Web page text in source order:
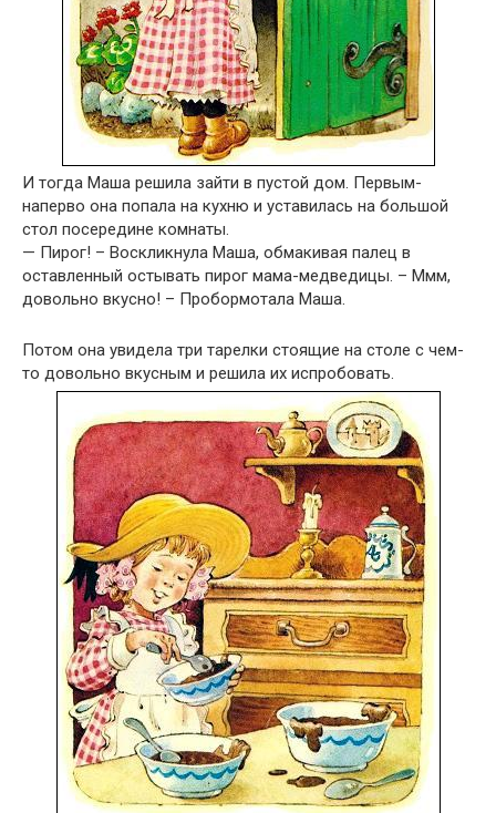
И тогда Маша решила зайти в пустой дом. Первым-
наперво она попала на кухню и уставилась на большой
стол посередине комнаты.
— Пирог! – Воскликнула Маша, обмакивая палец в
оставленный остывать пирог мама-медведицы. – Ммм,
довольно вкусно! – Пробормотала Маша.
Потом она увидела три тарелки стоящие на столе с чем-
то довольно вкусным и решила их испробовать.